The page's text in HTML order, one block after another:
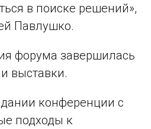
в поиске решений»,
Павлушко.
форума завершилась
выставки.
конференции с
подходы к